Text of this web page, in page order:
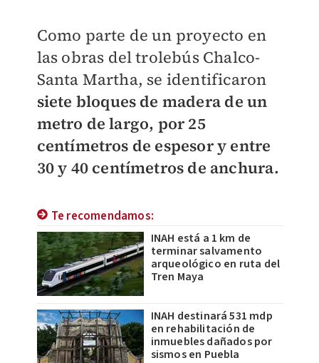
Como parte de un proyecto en
las obras del trolebús Chalco-
Santa Martha, se identificaron
siete bloques de madera de un
metro de largo, por 25
centímetros de espesor y entre
30 y 40 centímetros de anchura.
Te recomendamos:
INAH está a 1 km de
terminar salvamento
arqueológico en ruta del
Tren Maya
INAH destinará 531 mdp
en rehabilitación de
inmuebles dañados por
sismos en Puebla